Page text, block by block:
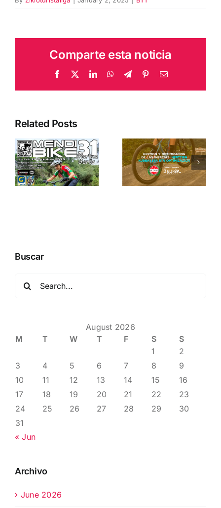
Comparte esta noticia
Facebook LinkedInWhatsApp
TelegramPinterestEmail
Related Posts
MTB
Mendibike
Martxa
Gorliz
Inertziak
Kudeatu
eta
Optimizatzeko
Buscar
August 2026
M
T W T F S
S
1
2
3
4 5 6 7 8
9
10
11 12 13 14 15
16
17
18 19 20 21 22
23
24
25 26 27 28 29
30
31
« Jun
Archivo
June 2026